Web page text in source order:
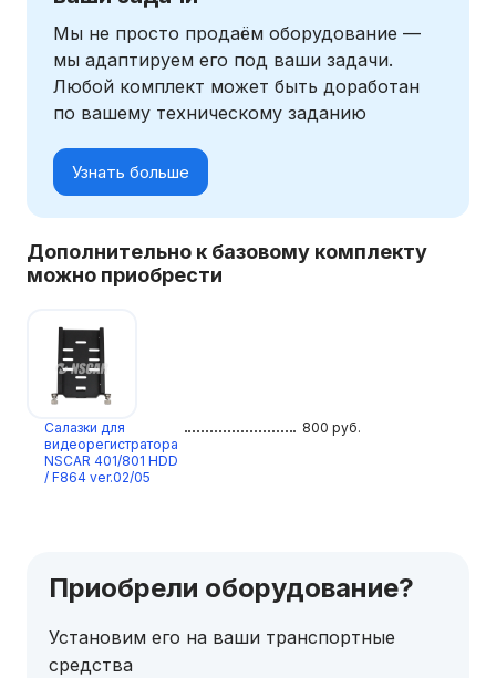
Мы не просто продаём оборудование —
мы адаптируем его под ваши задачи.
Любой комплект может быть доработан
по вашему техническому заданию
Узнать больше
Дополнительно к базовому комплекту
можно приобрести
Салазки для
видеорегистратора
NSCAR 401/801 HDD
/ F864 ver.02/05
800 руб.
Приобрели оборудование?
Установим его на ваши транспортные
средства